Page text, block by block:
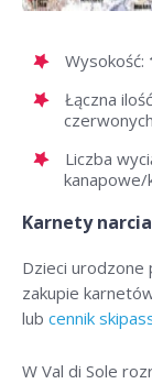
Wysokość:
Łączna
Liczba
kanapowe/
Karnety
Dzieci urodzone
zakupie
lub cennik
W Val di Sole